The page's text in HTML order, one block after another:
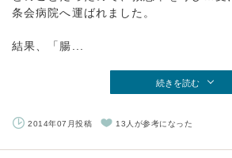
条会病院へ運ばれました。
結果、「腸...
続きを読む
2014年07月投稿 13人が参考になった